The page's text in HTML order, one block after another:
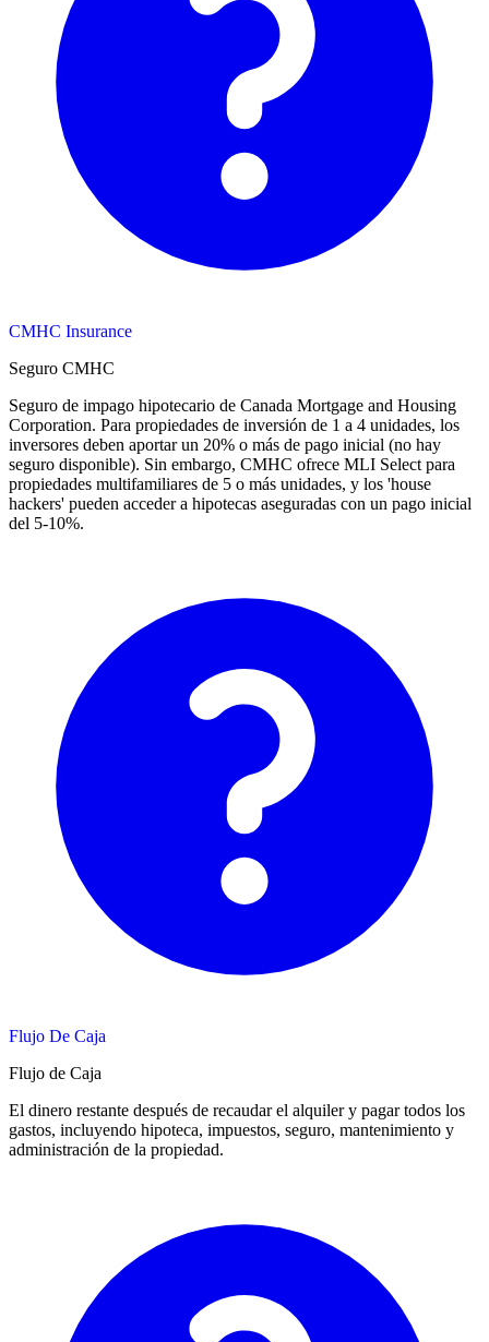
CMHC Insurance
Seguro CMHC
Seguro de impago hipotecario de Canada Mortgage and Housing
Corporation. Para propiedades de inversión de 1 a 4 unidades, los
inversores deben aportar un 20% o más de pago inicial (no hay
seguro disponible). Sin embargo, CMHC ofrece MLI Select para
propiedades multifamiliares de 5 o más unidades, y los 'house
hackers' pueden acceder a hipotecas aseguradas con un pago inicial
del 5-10%.
Flujo De Caja
Flujo de Caja
El dinero restante después de recaudar el alquiler y pagar todos los
gastos, incluyendo hipoteca, impuestos, seguro, mantenimiento y
administración de la propiedad.